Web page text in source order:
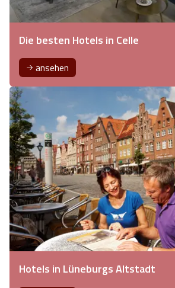
Die besten Hotels in Celle
ansehen
Hotels in Lüneburgs Altstadt